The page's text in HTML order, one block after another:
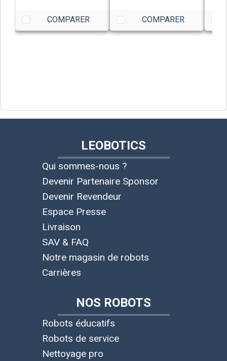
COMPARER COMPARER
LEOBOTICS
Qui sommes-nous ?
Devenir Partenaire Sponsor
Devenir Revendeur
Espace Presse
Livraison
SAV & FAQ
Notre magasin de robots
Carrières
NOS ROBOTS
Robots éducatifs
Robots de service
Nettoyage pro